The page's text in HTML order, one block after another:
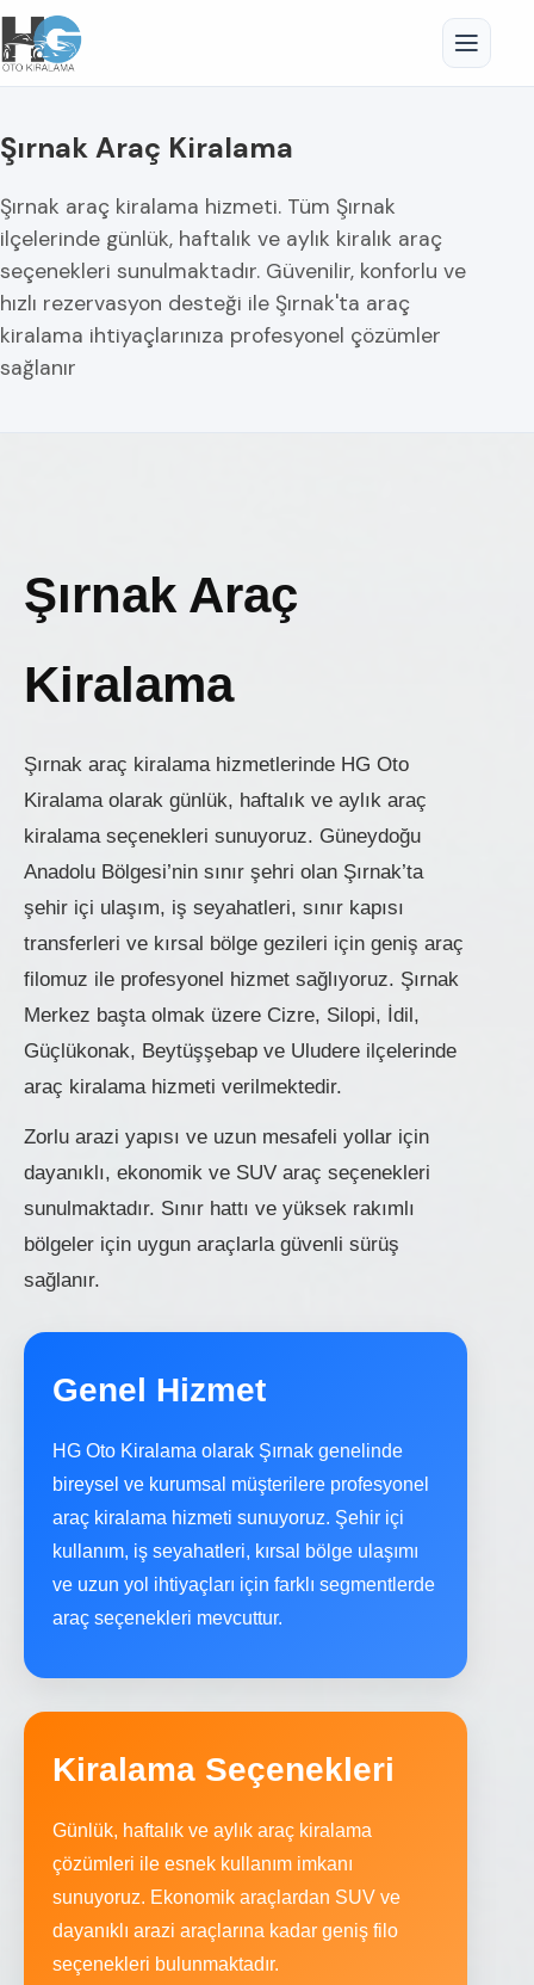
Şırnak Araç Kiralama
Şırnak araç kiralama hizmeti. Tüm Şırnak
ilçelerinde günlük, haftalık ve aylık kiralık araç
seçenekleri sunulmaktadır. Güvenilir, konforlu ve
hızlı rezervasyon desteği ile Şırnak'ta araç
kiralama ihtiyaçlarınıza profesyonel çözümler
sağlanır
Şırnak Araç
Kiralama
Şırnak araç kiralama hizmetlerinde HG Oto
Kiralama olarak günlük, haftalık ve aylık araç
kiralama seçenekleri sunuyoruz. Güneydoğu
Anadolu Bölgesi’nin sınır şehri olan Şırnak’ta
şehir içi ulaşım, iş seyahatleri, sınır kapısı
transferleri ve kırsal bölge gezileri için geniş araç
filomuz ile profesyonel hizmet sağlıyoruz. Şırnak
Merkez başta olmak üzere Cizre, Silopi, İdil,
Güçlükonak, Beytüşşebap ve Uludere ilçelerinde
araç kiralama hizmeti verilmektedir.
Zorlu arazi yapısı ve uzun mesafeli yollar için
dayanıklı, ekonomik ve SUV araç seçenekleri
sunulmaktadır. Sınır hattı ve yüksek rakımlı
bölgeler için uygun araçlarla güvenli sürüş
sağlanır.
Genel Hizmet
HG Oto Kiralama olarak Şırnak genelinde
bireysel ve kurumsal müşterilere profesyonel
araç kiralama hizmeti sunuyoruz. Şehir içi
kullanım, iş seyahatleri, kırsal bölge ulaşımı
ve uzun yol ihtiyaçları için farklı segmentlerde
araç seçenekleri mevcuttur.
Kiralama Seçenekleri
Günlük, haftalık ve aylık araç kiralama
çözümleri ile esnek kullanım imkanı
sunuyoruz. Ekonomik araçlardan SUV ve
dayanıklı arazi araçlarına kadar geniş filo
seçenekleri bulunmaktadır.